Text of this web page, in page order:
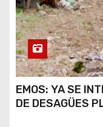
EMOS: YA SE
DE DESAGÜES